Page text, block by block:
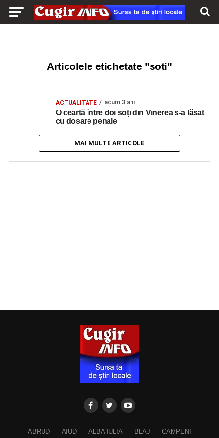
Articolele etichetate "soti"
ACTUALITATE acum 3 ani
O ceartă între doi soți din Vinerea s-a lăsat
cu dosare penale
MAI MULTE ARTICOLE
ABRUD AIUD ALBA IULIA BLAJ CAMPENI